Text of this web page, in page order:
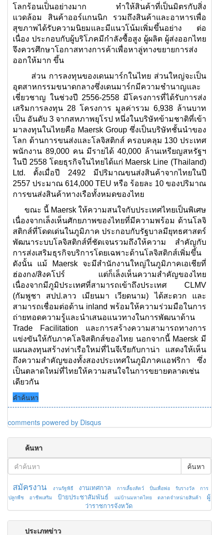
โลกร้อนเป็นอย่างมาก ทำให้สินค้าที่เป็นมิตรกับสิ่ง
แวดล้อม สินค้าออร์แกนนิก รวมถึงสินค้าและอาหารเพื่อ
สุขภาพได้รับความนิยมและมีแนวโน้มเพิ่มขึ้นอย่าง ต่อ
เนื่อง ประกอบกับผู้บริโภคมีกำลังซื้อสูง ผู้ผลิต ผู้ส่งออกไทย
จึงควรศึกษาโอกาสทางการค้าเพื่อหาลู่ทางขยายการส่ง
ออกให้มาก ขึ้น
ส่วน การลงทุนของเดนมาร์กในไทย ส่วนใหญ่จะเป็น
อุตสาหกรรมขนาดกลางซึ่งเดนมาร์กมีความชำนาญและ
เชี่ยวชาญ ในช่วงปี 2556-2558 มีโครงการที่ได้รับการส่ง
เสริมการลงทุน 28 โครงการ มูลค่ารวม 6,938 ล้านบาท
เป็น อันดับ 3 จากสหภาพยุโรป หนึ่งในบริษัทข้ามชาติที่เข้า
มาลงทุนในไทยคือ Maersk Group ซึ่งเป็นบริษัทชั้นนำของ
โลก ด้านการขนส่งและโลจิสติกส์ ครอบคลุม 130 ประเทศ
พนักงาน 89,000 คน มีรายได้ 40,000 ล้านเหรียญสหรัฐฯ
ในปี 2558 โดยธุรกิจในไทยได้แก่ Maersk Line (Thailand)
Ltd. ตั้งเมื่อปี 2492 มีปริมาณขนส่งสินค้าจากไทยในปี
2557 ประมาณ 614,000 TEU หรือ ร้อยละ 10 ของปริมาณ
การขนส่งสินค้าทางเรือทั้งหมดของไทย
ขณะ นี้ Maersk ให้ความสนใจกับประเทศไทยเป็นพิเศษ
เนื่องจากเล็งเห็นศักยภาพของไทยที่มีความพร้อม ด้านโลจิ
สติกส์ที่โดดเด่นในภูมิภาค ประกอบกับรัฐบาลมียุทธศาสตร์
พัฒนาระบบโลจิสติกส์ที่ชัดเจนรวมถึงให้ความ สำคัญกับ
การส่งเสริมธุรกิจบริการโดยเฉพาะด้านโลจิสติกส์เพิ่มขึ้น
ดังนั้น แม้ Maersk จะมีสำนักงานใหญ่ในภูมิภาคเอเชียที่
ฮ่องกง/สิงคโปร์ แต่ก็เล็งเห็นความสำคัญของไทย
เนื่องจากมีภูมิประเทศที่สามารถเข้าถึงประเทศ CLMV
(กัมพูชา สปป.ลาว เมียนมา เวียดนาม) ได้สะดวก และ
สามารถเชื่อมต่อด้าน inland พร้อมให้ความร่วมมือในการ
ถ่ายทอดความรู้และนำเสนอแนวทางในการพัฒนาด้าน
Trade Facilitation และการสร้างความสามารถทางการ
แข่งขันให้กับภาคโลจิสติกส์ของไทย นอกจากนี้ Maersk มี
แผนลงทุนสร้างท่าเรือใหม่ที่ไนจีเรียกับกาน่า แสดงให้เห็น
ถึงความสำคัญของทั้งสองประเทศในภูมิภาคแอฟริกา ซึ่ง
เป็นตลาดใหม่ที่ไทยให้ความสนใจในการขยายตลาดเช่น
เดียวกัน
คำค้นหา
comments powered by Disqus
ค้นหา
ค้นหา
สมัครงาน งานรัฐพิธี งานเทศกาล การเลี้ยงสัตว์ ปั่นเพื่อพ่อ รับรางวัล
การ
ปลูกพืช
อาชีพเสริม ป้ายประชาสัมพันธ์ แม่บ้านมหาดไทย ตลาดจำหน่ายสินค้า
ผู้
ว่าราชการจังหวัด
ประเภทข่าว